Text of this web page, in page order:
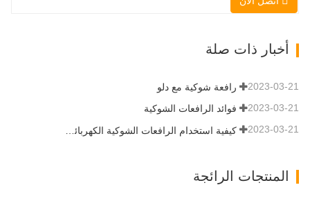
عند 3350 كجم ، والأداء العالي والإنتاجية إلى
مجموعة متنوعة من الملحقات التي تتطلب
أخبار ذات صلة
رافعة شوكية مع دلو 2023-03-21
فوائد الرافعات الشوكية 2023-03-21
2023-03-21
المنتجات الرائجة